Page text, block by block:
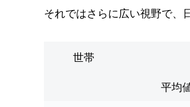
それではさらに広い視野で、
世帯
平均